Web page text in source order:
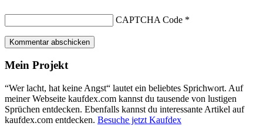
CAPTCHA Code *
Kommentar abschicken
Mein Projekt
“Wer lacht, hat keine Angst“ lautet ein beliebtes Sprichwort. Auf
meiner Webseite kaufdex.com kannst du tausende von lustigen
Sprüchen entdecken. Ebenfalls kannst du interessante Artikel auf
kaufdex.com entdecken. Besuche jetzt Kaufdex